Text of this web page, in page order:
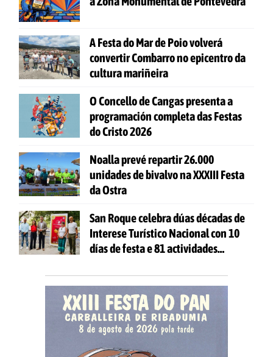
A Festa do Mar de Poio volverá
convertir Combarro no epicentro da
cultura mariñeira
O Concello de Cangas presenta a
programación completa das Festas
do Cristo 2026
Noalla prevé repartir 26.000
unidades de bivalvo na XXXIII Festa
da Ostra
San Roque celebra dúas décadas de
Interese Turístico Nacional con 10
días de festa e 81 actividades